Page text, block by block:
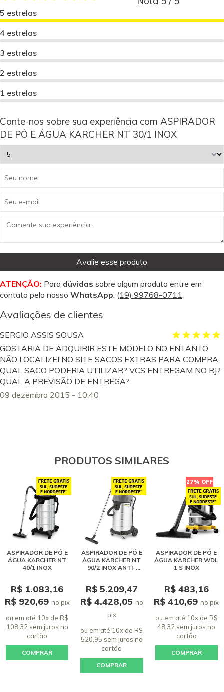
5 estrelas
4 estrelas
3 estrelas
2 estrelas
1 estrelas
Conte-nos sobre sua experiência com ASPIRADOR
DE PÓ E ÁGUA KARCHER NT 30/1 INOX
Avalie esse produto
ATENÇÃO: Para dúvidas sobre algum produto entre em
contato pelo nosso WhatsApp: (19) 99768-0711.
Avaliações de clientes
SERGIO ASSIS SOUSA
GOSTARIA DE ADQUIRIR ESTE MODELO NO ENTANTO
NÃO LOCALIZEI NO SITE SACOS EXTRAS PARA COMPRA.
QUAL SACO PODERIA UTILIZAR? VCS ENTREGAM NO RJ?
QUAL A PREVISÃO DE ENTREGA?
09 dezembro 2015 - 10:40
PRODUTOS SIMILARES
ASPIRADOR DE PÓ E
ÁGUA KARCHER NT
40/1 INOX
R$ 1.083,16
R$ 920,69 no pix
ou em até 10x de R$
108,32 sem juros no
cartão
COMPRAR
ASPIRADOR DE PÓ E
ÁGUA KARCHER NT
90/2 INOX ANTI-
R$ 5.209,47
R$ 4.428,05 no
pix
ou em até 10x de R$
520,95 sem juros no
cartão
COMPRAR
27% OFF
ASPIRADOR DE PÓ E
ÁGUA KARCHER WDL
1 S INOX
R$ 483,16
R$ 410,69no pix
ou em até 10x de R$
48,32 sem jurosno
cartão
COMPRAR